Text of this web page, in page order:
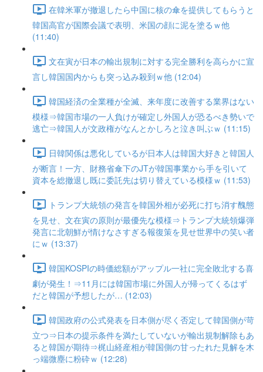
在韓米軍が撤退したら中国に核の傘を提供してもらうと
韓国高官が国際会議で表明、米国の顔に泥を塗るｗ他
(11:40)
文在寅が日本の輸出規制に対する完全勝利を高らかに宣
言し韓国国内からも突っ込み殺到ｗ他 (12:04)
韓国経済の全業種が全滅、来年度に改善する業界はない
模様⇒韓国市場の一人負けが確定し外国人が恐るべき勢いで
逃亡⇒韓国人が文政権がなんとかしろと泣き叫ぶｗ (11:15)
日韓関係は悪化しているが日本人は韓国大好きと韓国人
が断言！一方、財務省傘下のJTが韓国事業から手を引いて
資本を総撤退し既に委託先は切り替えている模様ｗ (11:53)
トランプ大統領の発言を韓国外相が必死に打ち消す醜態
を見せ、文在寅の原則が最優先な模様⇒トランプ大統領爆弾
発言に北朝鮮が情けなさすぎる報復策を見せ世界中の笑い者
にｗ (13:37)
韓国KOSPIの時価総額がアップル一社に完全敗北する喜
劇が発生！⇒11月には韓国市場に外国人が帰ってくるはず
だと韓国が予想したが… (12:03)
韓国政府の公式発表を日本側が尽く否定して韓国側が苛
立つ⇒日本の提示条件を満たしていないが輸出規制解除もあ
ると韓国が期待⇒梶山経産相が韓国側の甘ったれた見解を木
っ端微塵に粉砕ｗ (12:28)